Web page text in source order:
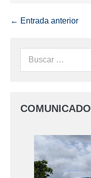
← Entrada anterior
COMUNICADO